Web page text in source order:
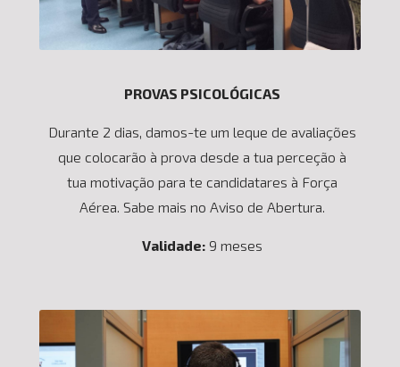
PROVAS PSICOLÓGICAS
Durante 2 dias, damos-te um leque de avaliações
que colocarão à prova desde a tua perceção à
tua motivação para te candidatares à Força
Aérea. Sabe mais no Aviso de Abertura.
Validade: 9 meses